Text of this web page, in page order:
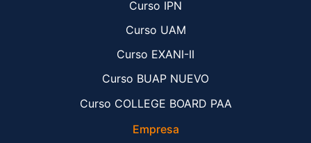
Curso IPN
Curso UAM
Curso EXANI-II
Curso BUAP NUEVO
Curso COLLEGE BOARD PAA
Empresa